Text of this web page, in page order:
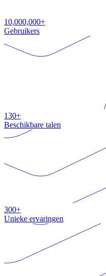
10,000,000+
Gebruikers
130+
Beschikbare talen
300+
Unieke ervaringen